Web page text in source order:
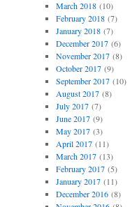
March 2018(10)
February 2018(7)
January 2018(7)
December 2017(6)
November 2017(8)
October 2017(9)
September 2017(10)
August 2017(8)
July 2017(7)
June 2017(9)
May 2017(3)
April 2017(11)
March 2017(13)
February 2017(5)
January 2017(11)
December 2016(8)